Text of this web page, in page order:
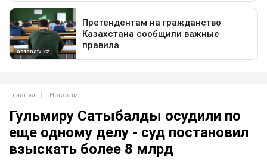
Главная Новости
Гульмиру Сатыбалды осудили по
еще одному делу - суд постановил
взыскать более 8 млрд